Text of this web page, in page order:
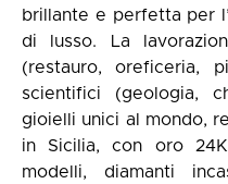
brillante e perfetta per
di lusso. La
(restauro, oreficeria,
scientifici (geologia,
gioielli unici al mondo,
in Sicilia, con oro
modelli, diamanti